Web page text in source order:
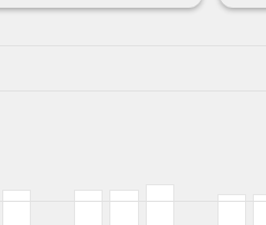
MTY–VER: cmp-view-
MTY–VER, 24/08/
MTY–VER,